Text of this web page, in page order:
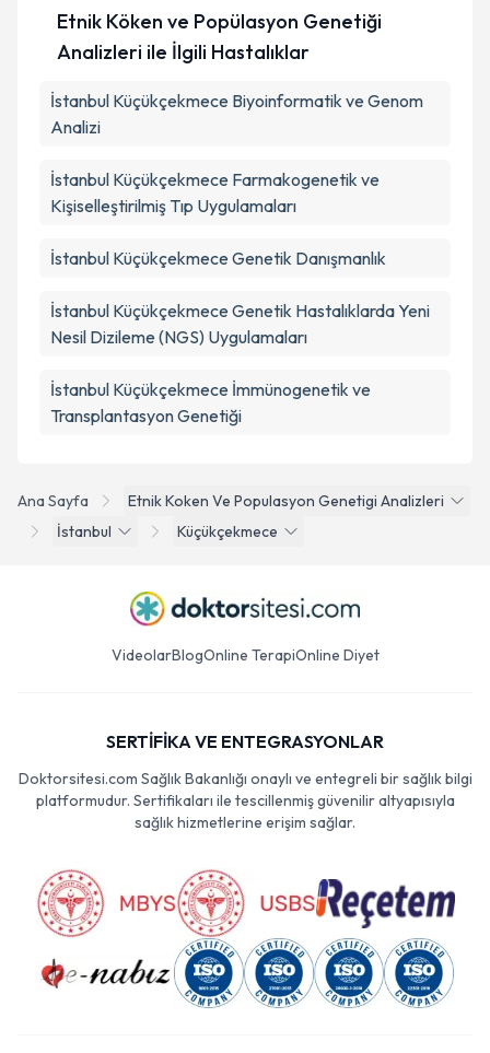
Ana Sayfa
Etnik Koken Ve Populasyon Genetigi Analizleri
İstanbul
Küçükçekmece
Etnik Köken ve Popülasyon Genetiği
Analizleri ile İlgili Hastalıklar
İstanbul Küçükçekmece Biyoinformatik ve Genom
Analizi
İstanbul Küçükçekmece Farmakogenetik ve
Kişiselleştirilmiş Tıp Uygulamaları
İstanbul Küçükçekmece Genetik Danışmanlık
İstanbul Küçükçekmece Genetik Hastalıklarda Yeni
Nesil Dizileme (NGS) Uygulamaları
İstanbul Küçükçekmece İmmünogenetik ve
Transplantasyon Genetiği
VideolarBlogOnline TerapiOnline Diyet
SERTİFİKA VE ENTEGRASYONLAR
Doktorsitesi.com Sağlık Bakanlığı onaylı ve entegreli bir sağlık bilgi
platformudur. Sertifikaları ile tescillenmiş güvenilir altyapısıyla
sağlık hizmetlerine erişim sağlar.